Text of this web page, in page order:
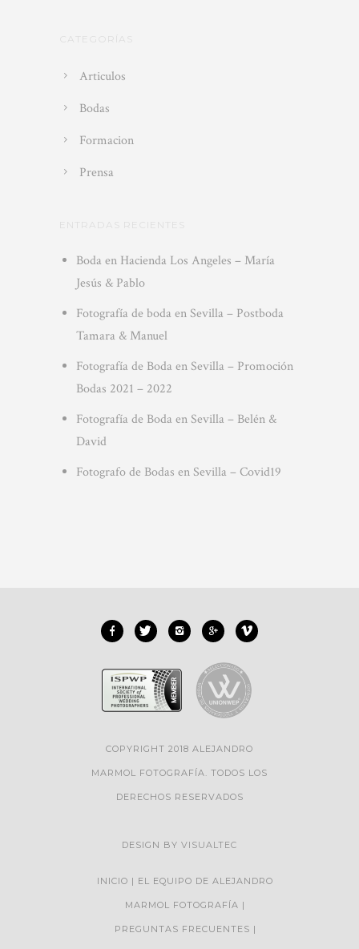
Articulos
Bodas
Formacion
Prensa
Boda en Hacienda Los Angeles – María
Jesús & Pablo
Fotografía de boda en Sevilla – Postboda
Tamara & Manuel
Fotografía de Boda en Sevilla – Promoción
Bodas 2021 – 2022
Fotografía de Boda en Sevilla – Belén &
David
Fotografo de Bodas en Sevilla – Covid19
COPYRIGHT 2018 ALEJANDRO
MARMOL FOTOGRAFÍA. TODOS LOS
DERECHOS RESERVADOS
DESIGN BY VISUALTEC
INICIO EL EQUIPO DE ALEJANDRO
MARMOL FOTOGRAFÍA
PREGUNTAS FRECUENTES